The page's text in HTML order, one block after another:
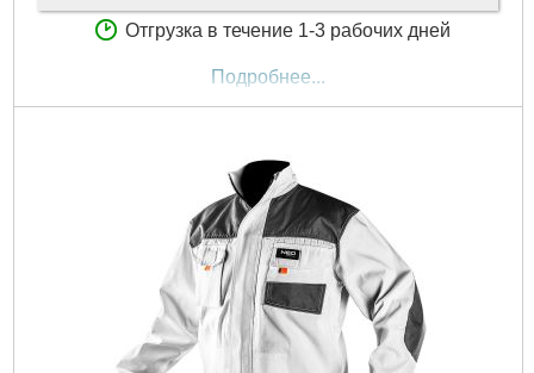
Отгрузка в течение 1-3 рабочих дней
Подробнее...